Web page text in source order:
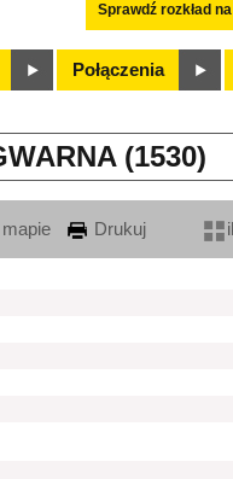
Sprawdź rozkład
Połączenia
(1530)
Drukuj